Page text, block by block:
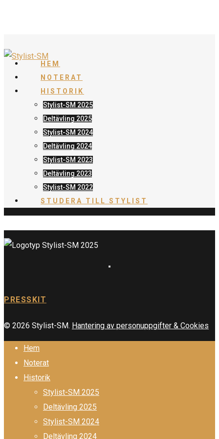
HEM
NOTERAT
HISTORIK
Stylist-SM 2025
Deltävling 2025
Stylist-SM 2024
Deltävling 2024
Stylist-SM 2023
Deltävling 2023
Stylist-SM 2022
STUDERA TILL STYLIST
PRESSKIT
© 2026 Stylist-SM. Hantering av personuppgifter & Cookies
Hem
Noterat
Historik
Stylist-SM 2025
Deltävling 2025
Stylist-SM 2024
Deltävling 2024